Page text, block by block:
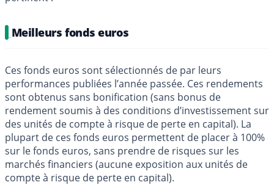
Meilleurs fonds euros
Ces fonds euros sont sélectionnés de par leurs
performances publiées l’année passée. Ces rendements
sont obtenus sans bonification (sans bonus de
rendement soumis à des conditions d’investissement sur
des unités de compte à risque de perte en capital). La
plupart de ces fonds euros permettent de placer à 100%
sur le fonds euros, sans prendre de risques sur les
marchés financiers (aucune exposition aux unités de
compte à risque de perte en capital).